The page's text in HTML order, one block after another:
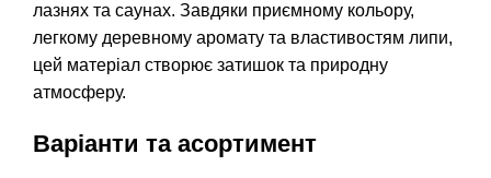
лазнях та саунах. Завдяки приємному кольору,
легкому деревному аромату та властивостям липи,
цей матеріал створює затишок та природну
атмосферу.
Варіанти та асортимент